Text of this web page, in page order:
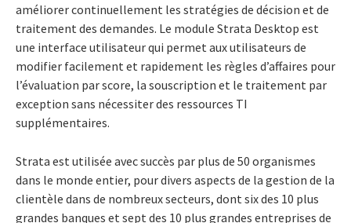
améliorer continuellement les stratégies de décision et de
traitement des demandes. Le module Strata Desktop est
une interface utilisateur qui permet aux utilisateurs de
modifier facilement et rapidement les règles d’affaires pour
l’évaluation par score, la souscription et le traitement par
exception sans nécessiter des ressources TI
supplémentaires.
Strata est utilisée avec succès par plus de 50 organismes
dans le monde entier, pour divers aspects de la gestion de la
clientèle dans de nombreux secteurs, dont six des 10 plus
grandes banques et sept des 10 plus grandes entreprises de